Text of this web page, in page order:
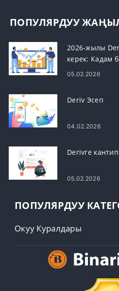
ПОПУЛЯРДУУ
2026-жылы
керек: Кадам
жалпы кирүү
05.02.2026
Deriv Эсеп
04.02.2026
Derivге
05.02.2026
ПОПУЛЯРДУУ
Окуу Куралдары